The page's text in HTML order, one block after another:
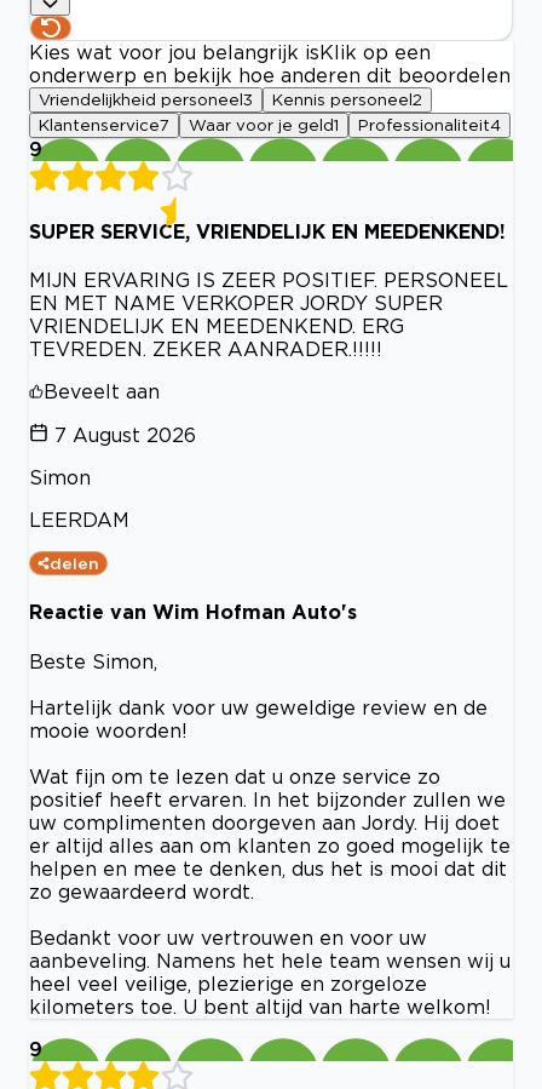
Kies wat voor jou belangrijk is Klik op een
onderwerp en bekijk hoe anderen dit beoordelen
Vriendelijkheid personeel 3 Kennis personeel 2
Klantenservice7 Waar voor je geld1 Professionaliteit4
9
SUPER SERVICE, VRIENDELIJK EN MEEDENKEND!
MIJN ERVARING IS ZEER POSITIEF. PERSONEEL
EN MET NAME VERKOPER JORDY SUPER
VRIENDELIJK EN MEEDENKEND. ERG
TEVREDEN. ZEKER AANRADER.!!!!!
Beveelt aan
7 August 2026
Simon
LEERDAM
delen
Reactie van Wim Hofman Auto's
Beste Simon,
Hartelijk dank voor uw geweldige review en de
mooie woorden!
Wat fijn om te lezen dat u onze service zo
positief heeft ervaren. In het bijzonder zullen we
uw complimenten doorgeven aan Jordy. Hij doet
er altijd alles aan om klanten zo goed mogelijk te
helpen en mee te denken, dus het is mooi dat dit
zo gewaardeerd wordt.
Bedankt voor uw vertrouwen en voor uw
aanbeveling. Namens het hele team wensen wij u
heel veel veilige, plezierige en zorgeloze
kilometers toe. U bent altijd van harte welkom!
9